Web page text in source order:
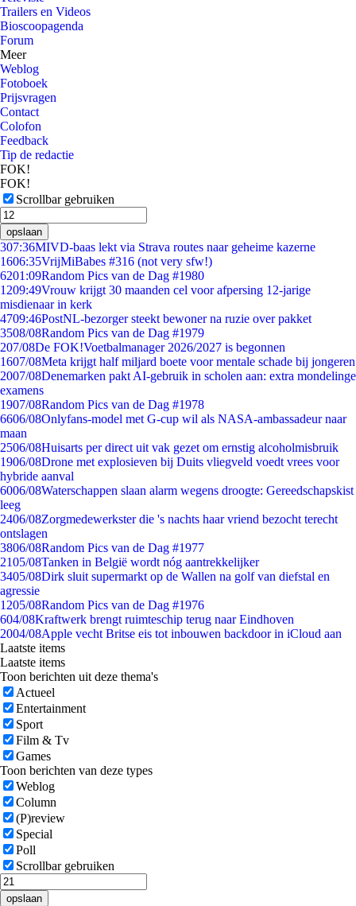
Trailers en Videos
Bioscoopagenda
Forum
Meer
Weblog
Fotoboek
Prijsvragen
Contact
Colofon
Feedback
Tip de redactie
FOK!
FOK!
Scrollbar gebruiken
opslaan
307:36MIVD-baas lekt via Strava routes naar geheime kazerne
1606:35VrijMiBabes #316 (not very sfw!)
6201:09Random Pics van de Dag #1980
1209:49Vrouw krijgt 30 maanden cel voor afpersing 12-jarige
misdienaar in kerk
4709:46PostNL-bezorger steekt bewoner na ruzie over pakket
3508/08Random Pics van de Dag #1979
207/08De FOK!Voetbalmanager 2026/2027 is begonnen
1607/08Meta krijgt half miljard boete voor mentale schade bij jongeren
2007/08Denemarken pakt AI-gebruik in scholen aan: extra mondelinge
examens
1907/08Random Pics van de Dag #1978
6606/08Onlyfans-model met G-cup wil als NASA-ambassadeur naar
maan
2506/08Huisarts per direct uit vak gezet om ernstig alcoholmisbruik
1906/08Drone met explosieven bij Duits vliegveld voedt vrees voor
hybride aanval
6006/08Waterschappen slaan alarm wegens droogte: Gereedschapskist
leeg
2406/08Zorgmedewerkster die 's nachts haar vriend bezocht terecht
ontslagen
3806/08Random Pics van de Dag #1977
2105/08Tanken in België wordt nóg aantrekkelijker
3405/08Dirk sluit supermarkt op de Wallen na golf van diefstal en
agressie
1205/08Random Pics van de Dag #1976
604/08Kraftwerk brengt ruimteschip terug naar Eindhoven
2004/08Apple vecht Britse eis tot inbouwen backdoor in iCloud aan
Laatste items
Laatste items
Toon berichten uit deze thema's
Actueel
Entertainment
Sport
Film & Tv
Games
Toon berichten van deze types
Weblog
Column
(P)review
Special
Poll
Scrollbar gebruiken
opslaan